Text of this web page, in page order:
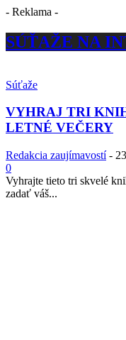
- Reklama -
SÚŤAŽE NA
Súťaže
VYHRAJ TRI
LETNÉ VEČERY
Redakcia zaujímavostí -
0
Vyhrajte tieto tri skvelé
zadať váš...